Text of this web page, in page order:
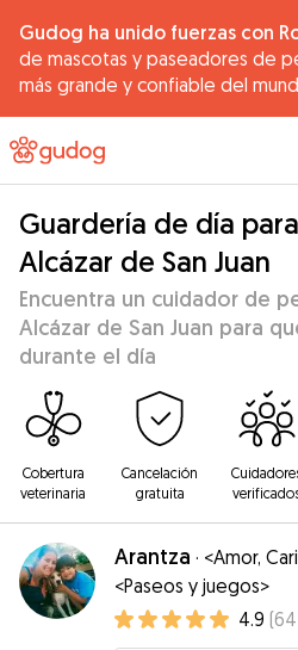
Gudog ha unido fuerzas con
de mascotas y paseadores de
más grande y confiable del
Guardería de día
Alcázar de San Juan
Encuentra un cuidador de
Alcázar de San Juan para
durante el día
Cobertura
veterinaria
Cancelación
gratuita
Arantza · <Amor,
<Paseos y juegos>
4.9 (64